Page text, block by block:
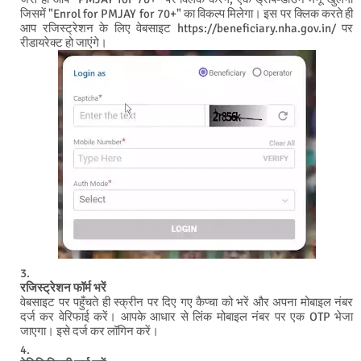
जिसमें "Enrol for PMJAY for 70+" का विकल्प मिलेगा। इस पर क्लिक करते ही
आप रजिस्ट्रेशन के लिए वेबसाइट https://beneficiary.nha.gov.in/ पर
रीडायरेक्ट हो जाएंगे।
रजिस्ट्रेशन फॉर्म भरें
वेबसाइट पर पहुँचते ही स्क्रीन पर दिए गए कैप्चा को भरें और अपना मोबाइल नंबर
दर्ज कर वेरिफाई करें। आपके आधार से लिंक मोबाइल नंबर पर एक OTP भेजा
जाएगा। इसे दर्ज कर लॉगिन करें।